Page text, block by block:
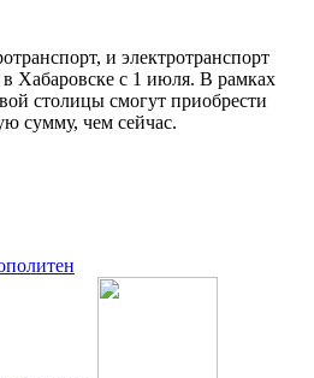
и электротранспорт
в Хабаровске с 1 июля. В рамках
столицы смогут приобрести
сумму, чем сейчас.